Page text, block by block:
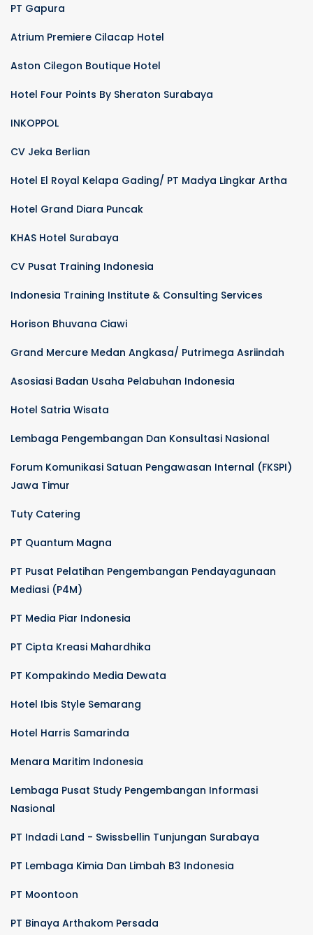
PT Gapura
Atrium Premiere Cilacap Hotel
Aston Cilegon Boutique Hotel
Hotel Four Points By Sheraton Surabaya
INKOPPOL
CV Jeka Berlian
Hotel El Royal Kelapa Gading/ PT Madya Lingkar Artha
Hotel Grand Diara Puncak
KHAS Hotel Surabaya
CV Pusat Training Indonesia
Indonesia Training Institute & Consulting Services
Horison Bhuvana Ciawi
Grand Mercure Medan Angkasa/ Putrimega Asriindah
Asosiasi Badan Usaha Pelabuhan Indonesia
Hotel Satria Wisata
Lembaga Pengembangan Dan Konsultasi Nasional
Forum Komunikasi Satuan Pengawasan Internal (FKSPI)
Jawa Timur
Tuty Catering
PT Quantum Magna
PT Pusat Pelatihan Pengembangan Pendayagunaan
Mediasi (P4M)
PT Media Piar Indonesia
PT Cipta Kreasi Mahardhika
PT Kompakindo Media Dewata
Hotel Ibis Style Semarang
Hotel Harris Samarinda
Menara Maritim Indonesia
Lembaga Pusat Study Pengembangan Informasi
Nasional
PT Indadi Land - Swissbellin Tunjungan Surabaya
PT Lembaga Kimia Dan Limbah B3 Indonesia
PT Moontoon
PT Binaya Arthakom Persada